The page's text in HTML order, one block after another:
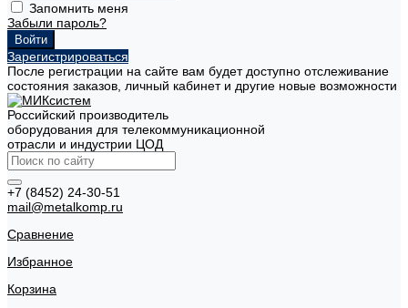
Запомнить меня
Забыли пароль?
Зарегистрироваться
После регистрации на сайте вам будет доступно отслеживание
состояния заказов, личный кабинет и другие новые возможности
Российский производитель
оборудования для телекоммуникационной
отрасли и индустрии ЦОД
+7 (8452) 24-30-51
mail@metalkomp.ru
Сравнение
Избранное
Корзина